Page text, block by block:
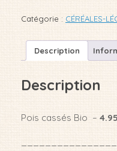
BIO
Catégorie : CÉRÉALES-
Description
Description
Pois cassés Bio –